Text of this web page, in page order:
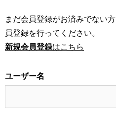
まだ会員登録がお済みでない
員登録を行ってください。
新規会員登録はこちら
ユーザー名